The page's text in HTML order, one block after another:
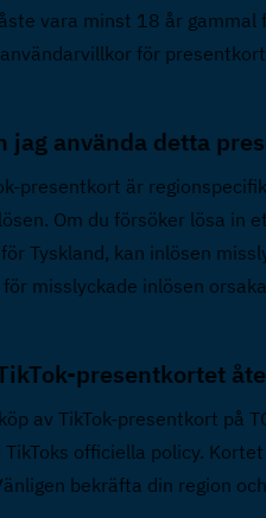
vara minst 18 år
för
jag använda detta
presentkort är
Om du försöker lösa
Tyskland, kan inlösen
misslyckade inlösen
presentkortet
av TikTok-presentkort på
TikToks officiella policy.
bekräfta din region